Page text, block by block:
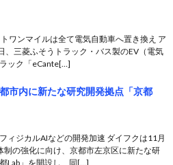
ワンマイルは全て電気自動車へ置き換え ア
、三菱ふそうトラック・バス製のEV（電気
ック「eCante[…]
市内に新たな研究開発拠点「京都
ィジカルAIなどの開発加速 ダイフクは11月
制の強化に向け、京都市左京区に新たな研
Lab」を開設し、同[…]